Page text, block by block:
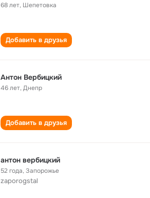
68 лет, Шепетовка
Добавить в друзья
Антон Вербицкий
46 лет,Днепр
Добавить в друзья
антон вербицкий
52 года,Запорожье
zaporogstal